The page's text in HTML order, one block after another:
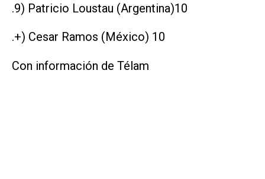
.9) Patricio Loustau (Argentina)10
.+) Cesar Ramos (México) 10
Con información de Télam